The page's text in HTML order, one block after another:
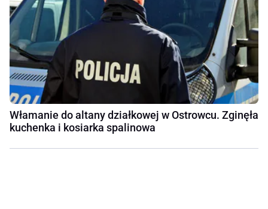
Włamanie do altany działkowej w Ostrowcu. Zginęła
kuchenka i kosiarka spalinowa